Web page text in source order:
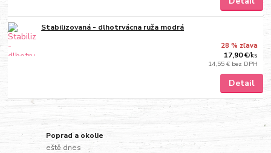
Stabilizovaná - dlhotrvácna ruža modrá
28 % zľava
17,90 €/ks
14,55 € bez DPH
Detail
Poprad a okolie
eště dnes